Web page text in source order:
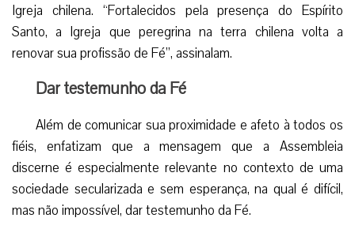
Igreja chilena. “Fortalecidos pela presença do Espírito
Santo, a Igreja que peregrina na terra chilena volta a
renovar sua profissão de Fé”, assinalam.
Dar testemunho da Fé
Além de comunicar sua proximidade e afeto à todos os
fiéis, enfatizam que a mensagem que a Assembleia
discerne é especialmente relevante no contexto de uma
sociedade secularizada e sem esperança, na qual é difícil,
mas não impossível, dar testemunho da Fé.